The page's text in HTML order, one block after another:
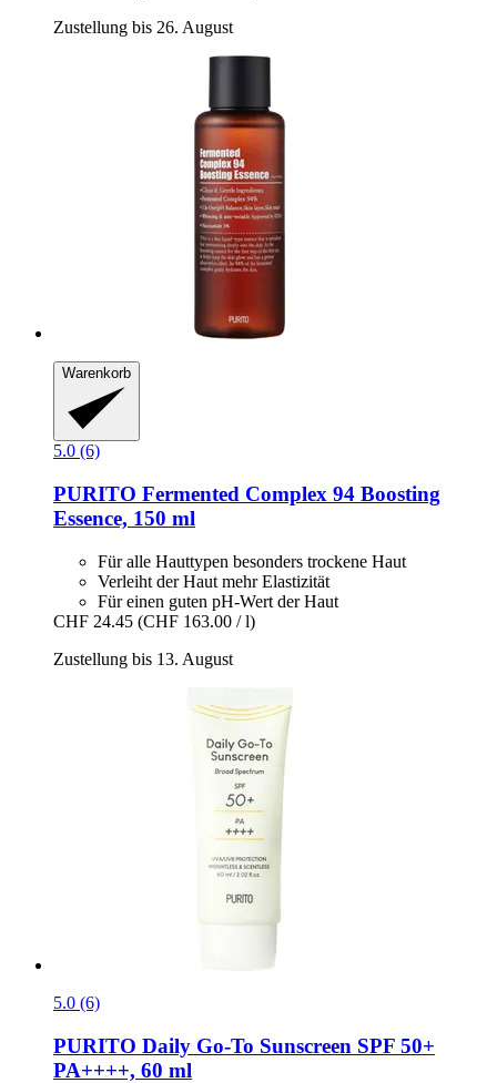
Zustellung bis 26. August
Warenkorb
5.0 (6)
PURITO Fermented Complex 94 Boosting
Essence, 150 ml
Für alle Hauttypen besonders trockene Haut
Verleiht der Haut mehr Elastizität
Für einen guten pH-Wert der Haut
CHF 24.45 (CHF 163.00 / l)
Zustellung bis 13. August
5.0 (6)
PURITO Daily Go-​To Sunscreen SPF 50+
PA++++, 60 ml